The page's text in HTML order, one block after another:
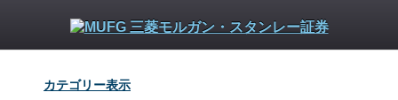
カテゴリー表示